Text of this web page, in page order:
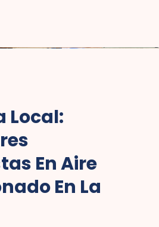
Local:
En Aire
En La